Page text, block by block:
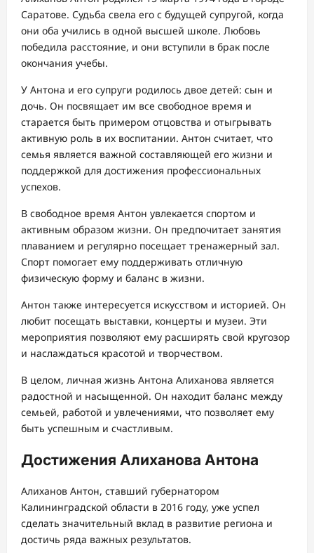
Саратове. Судьба свела его с будущей супругой, когда
они оба учились в одной высшей школе. Любовь
победила расстояние, и они вступили в брак после
окончания учебы.
У Антона и его супруги родилось двое детей: сын и
дочь. Он посвящает им все свободное время и
старается быть примером отцовства и отыгрывать
активную роль в их воспитании. Антон считает, что
семья является важной составляющей его жизни и
поддержкой для достижения профессиональных
успехов.
В свободное время Антон увлекается спортом и
активным образом жизни. Он предпочитает занятия
плаванием и регулярно посещает тренажерный зал.
Спорт помогает ему поддерживать отличную
физическую форму и баланс в жизни.
Антон также интересуется искусством и историей. Он
любит посещать выставки, концерты и музеи. Эти
мероприятия позволяют ему расширять свой кругозор
и наслаждаться красотой и творчеством.
В целом, личная жизнь Антона Алиханова является
радостной и насыщенной. Он находит баланс между
семьей, работой и увлечениями, что позволяет ему
быть успешным и счастливым.
Достижения Алиханова Антона
Алиханов Антон, ставший губернатором
Калининградской области в 2016 году, уже успел
сделать значительный вклад в развитие региона и
достичь ряда важных результатов.